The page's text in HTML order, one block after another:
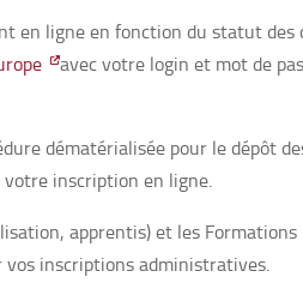
en ligne en fonction du statut des
avec votre login et mot de
dématérialisée pour le dépôt
votre inscription en ligne.
apprentis) et les
inscriptions administratives.